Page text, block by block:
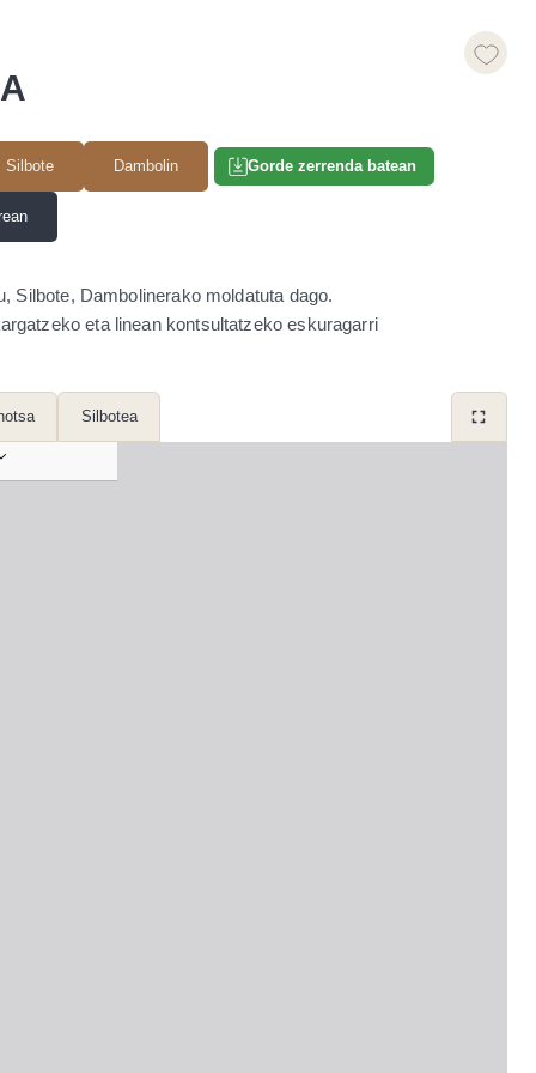
Silbote Dambolin Gorde zerrenda batean
Silbote, Dambolinerako moldatuta dago.
eta linean kontsultatzeko eskuragarri
Silbotea